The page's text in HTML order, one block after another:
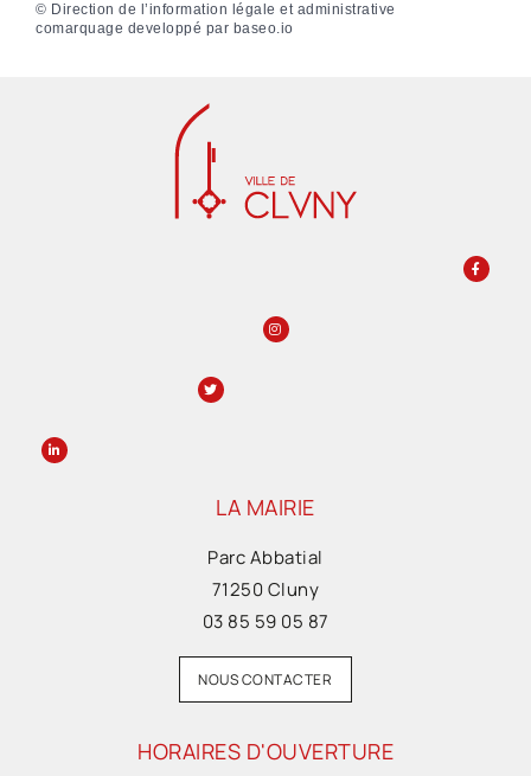
© Direction de l’information légale et administrative
comarquage developpé par baseo.io
LA MAIRIE
Parc Abbatial
71250 Cluny
03 85 59 05 87
NOUS CONTACTER
HORAIRES D'OUVERTURE